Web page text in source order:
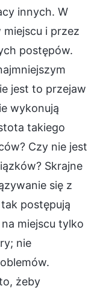
innych. W
miejscu i przez
postępów.
jest to przejaw
wykonują
takiego
Czy nie jest
Skrajne
się z
postępują
miejscu tylko
nie
żeby